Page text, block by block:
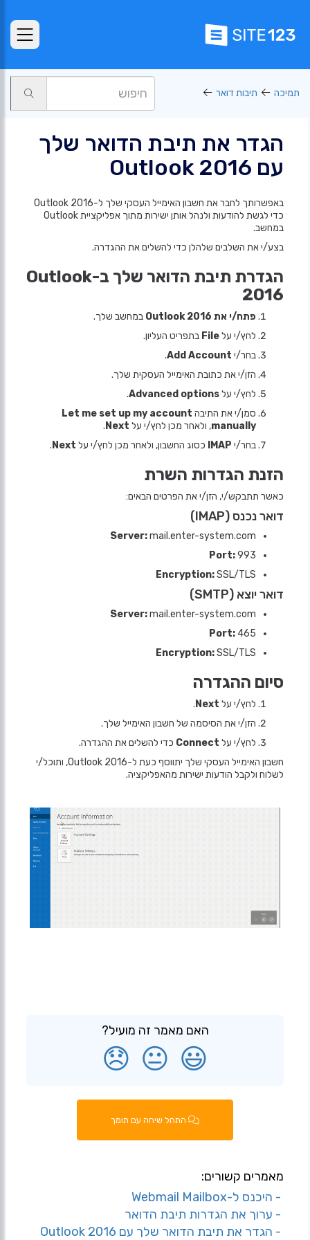
תמיכה תיבות דואר
הגדר את תיבת הדואר שלך
עם Outlook 2016
באפשרותך לחבר את חשבון האימייל העסקי שלך ל-Outlook 2016
כדי לגשת להודעות ולנהל אותן ישירות מתוך אפליקציית Outlook
במחשב.
בצע/י את השלבים שלהלן כדי להשלים את ההגדרה.
הגדרת תיבת הדואר שלך ב-Outlook
2016
פתח/י את Outlook 2016
במחשב שלך.
לחץ/י עלFile בתפריט העליון.
בחר/י Add Account
.
הזן/י את כתובת האימייל העסקית שלך.
לחץ/י עלAdvanced options
.
סמן/י את התיבה Let me set up my account
manually, ולאחר מכן לחץ/י על Next
.
בחר/י IMAP כסוג החשבון, ולאחר מכן לחץ/י על Next
.
הזנת הגדרות השרת
כאשר תתבקש/י, הזן/י את הפרטים הבאים:
דואר נכנס (IMAP)
Server:mail.enter-system.com
Port:993
Encryption:SSL/TLS
דואר יוצא (SMTP)
Server:mail.enter-system.com
Port: 465
Encryption:SSL/TLS
סיום ההגדרה
לחץ/י על Next
.
הזן/י את הסיסמה של חשבון האימייל שלך.
לחץ/י על Connect כדי להשלים את ההגדרה.
חשבון האימייל העסקי שלך יתווסף כעת ל-Outlook 2016, ותוכל/י
לשלוח ולקבל הודעות ישירות מהאפליקציה.
האם מאמר זה מועיל?
😃
😐
😞
התחל שיחה עם תומך
מאמרים קשורים:
- היכנס ל-Webmail Mailbox
- ערוך את הגדרות תיבת הדואר
- הגדר את תיבת הדואר שלך עם Outlook 2016